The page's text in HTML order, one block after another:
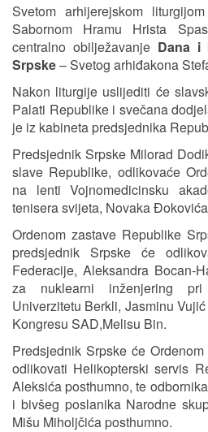
Svetom arhijerejskom
Sabornom Hramu Hrista
centralno obilježavanje Dana i
Srpske– Svetog arhiđakona
Nakon liturgije uslijediti će
Palati Republike i svečana
je iz kabineta predsjednika
Predsjednik Srpske Milorad
slave Republike, odlikovaće
na lenti Vojnomedicinsku
tenisera svijeta, Novaka
Ordenom zastave Republike
predsjednik Srpske će
Federacije, Aleksandra Bocan-
za nuklearni inženjering pri
Univerzitetu Berkli, Jasminu
Kongresu SAD,Melisu Bin.
Predsjednik Srpske će
odlikovati Helikopterski servis
Aleksića posthumno, te
i bivšeg poslanika Narodne
Mišu Miholjčića posthumno.